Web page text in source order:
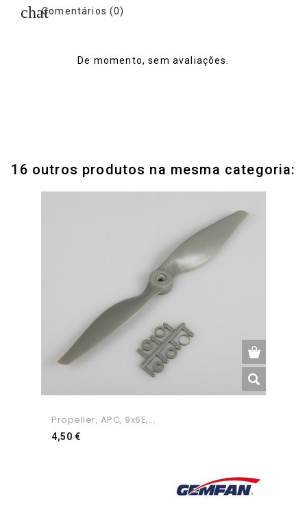
Comentários (0)
De momento, sem avaliações.
16 outros produtos na mesma categoria:
Propeller, APC, 9x6E,...
4,50 €Preço